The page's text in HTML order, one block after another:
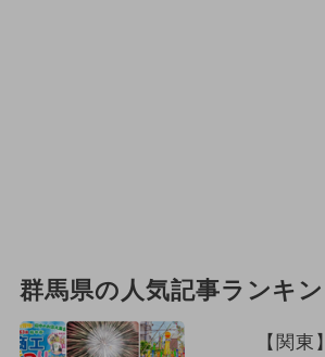
群馬県の人気記事ランキ
【関